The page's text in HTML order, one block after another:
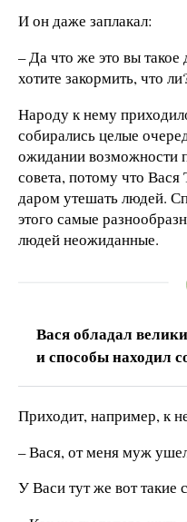
И он даже заплакал:
– Да что же это вы
хотите закормить, что
Народу к нему
собирались целые
ожидании возможности
совета, потому что Вася
даром утешать людей.
этого самые
людей неожиданные.
Вася обладал
и способы находил
Приходит, например, к
– Вася, от меня муж
У Васи тут же вот такие